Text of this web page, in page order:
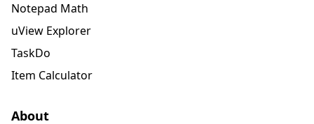
Notepad Math
uView Explorer
TaskDo
Item Calculator
About